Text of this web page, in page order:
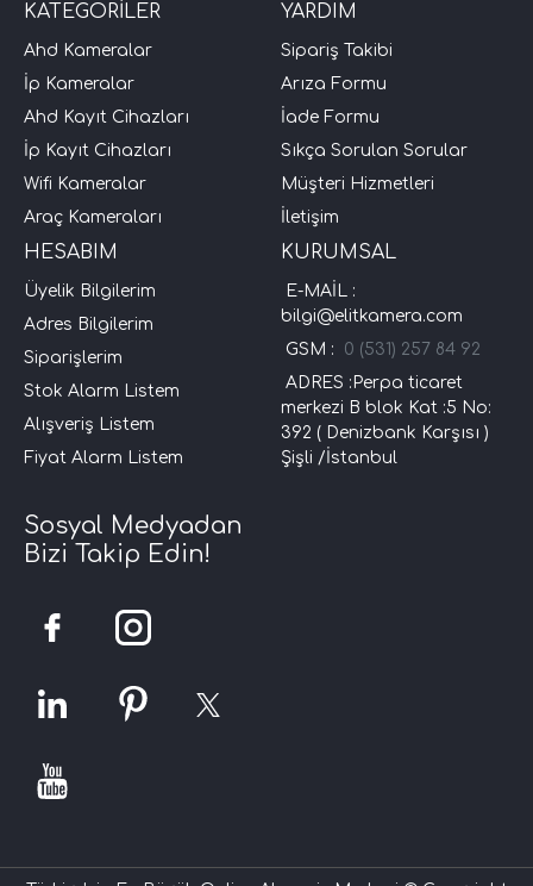
KATEGORİLER
Ahd Kameralar
İp Kameralar
Ahd Kayıt Cihazları
İp Kayıt Cihazları
Wifi Kameralar
Araç Kameraları
YARDIM
Sipariş Takibi
Arıza Formu
İade Formu
Sıkça Sorulan Sorular
Müşteri Hizmetleri
İletişim
HESABIM
Üyelik Bilgilerim
Adres Bilgilerim
Siparişlerim
Stok Alarm Listem
Alışveriş Listem
Fiyat Alarm Listem
KURUMSAL
E-MAİL :
bilgi@elitkamera.com
GSM : 0 (531) 257 84 92
ADRES :Perpa ticaret
merkezi B blok Kat :5 No:
392 ( Denizbank Karşısı )
Şişli /İstanbul
Sosyal Medyadan
Bizi Takip Edin!